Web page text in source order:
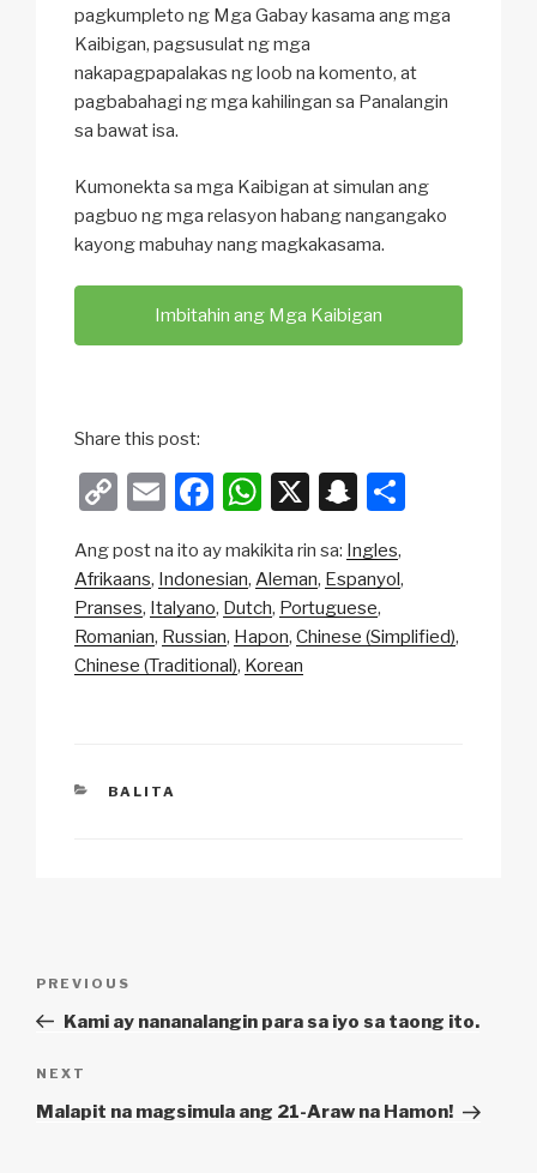
pagkumpleto ng Mga Gabay kasama ang mga
Kaibigan, pagsusulat ng mga
nakapagpapalakas ng loob na komento, at
pagbabahagi ng mga kahilingan sa Panalangin
sa bawat isa.
Kumonekta sa mga Kaibigan at simulan ang
pagbuo ng mga relasyon habang nangangako
kayong mabuhay nang magkakasama.
Imbitahin ang Mga Kaibigan
Share this post:
C
p
y
Li
n
E
ail
F
c
e
b
o
W
at
s
A
p
X
S
a
p
c
Ang post na ito ay makikita rin sa: Ingles
Afrikaans
Indonesian Aleman Espanyol
Pranses
Italyano Dutch Portuguese
Romanian Russian Hapon Chinese (Simplified)
Chinese (Traditional) Korean
CATEGORIES
BALITA
Previous
Post
PREVIOUS
Kami ay nananalangin para sa iyo sa taong ito.
Next
Post
NEXT
Malapit na magsimula ang 21-Araw na Hamon!